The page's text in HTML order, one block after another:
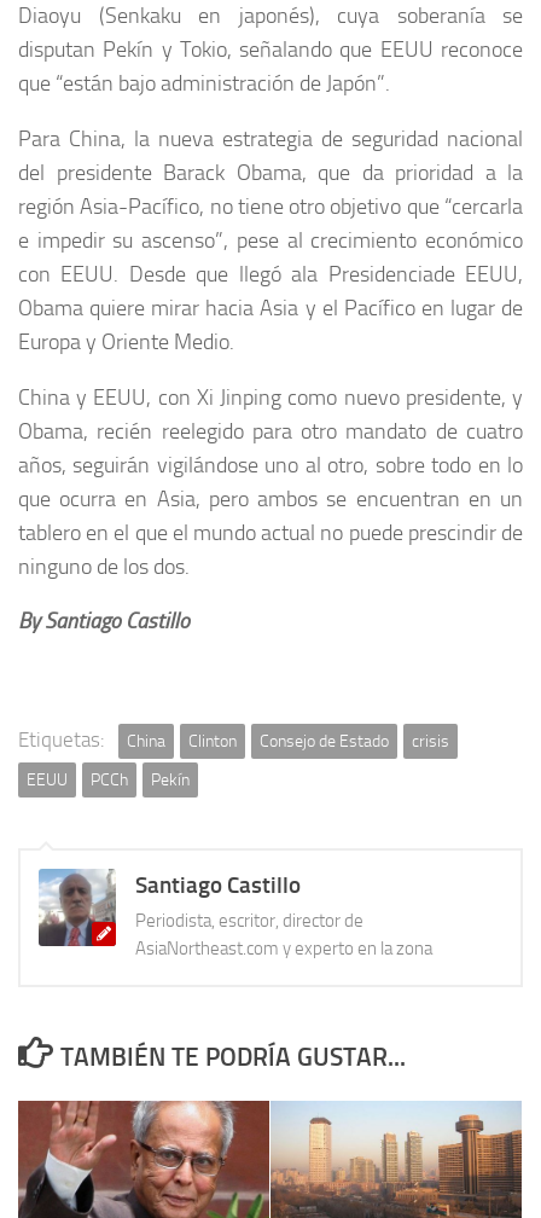
Diaoyu (Senkaku en japonés), cuya soberanía se
disputan Pekín y Tokio, señalando que EEUU reconoce
que “están bajo administración de Japón”.
Para China, la nueva estrategia de seguridad nacional
del presidente Barack Obama, que da prioridad a la
región Asia-Pacífico, no tiene otro objetivo que “cercarla
e impedir su ascenso”, pese al crecimiento económico
con EEUU. Desde que llegó ala Presidenciade EEUU,
Obama quiere mirar hacia Asia y el Pacífico en lugar de
Europa y Oriente Medio.
China y EEUU, con Xi Jinping como nuevo presidente, y
Obama, recién reelegido para otro mandato de cuatro
años, seguirán vigilándose uno al otro, sobre todo en lo
que ocurra en Asia, pero ambos se encuentran en un
tablero en el que el mundo actual no puede prescindir de
ninguno de los dos.
By Santiago Castillo
Etiquetas: China Clinton Consejo de Estado
crisis
EEUU
PCCh Pekín
Santiago Castillo
Periodista, escritor, director de
AsiaNortheast.com y experto en la zona
TAMBIÉN TE PODRÍA GUSTAR...